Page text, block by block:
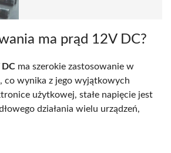
ma prąd 12V DC?
DC ma szerokie zastosowanie w
co wynika z jego wyjątkowych
użytkowej, stałe napięcie jest
działania wielu urządzeń,